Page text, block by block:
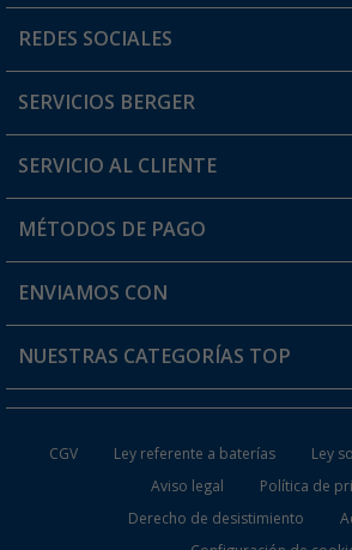
Horario de atención al cliente:
¿Tienes alguna duda?
REDES SOCIALES
SERVICIOS BERGER
Conviértete en distribuidor
Mi cuenta
Tarjeta Berger Digital
SERVICIO AL CLIENTE
FAQ y Contacto
Información de envío
¿Dónde está mi pedido?
MÉTODOS DE PAGO
ENVIAMOS CON
NUESTRAS CATEGORÍAS TOP
Muebles de Camping
CGV Ley referente a baterías
Ley
Aviso legal
Política de
Derecho de desistimiento